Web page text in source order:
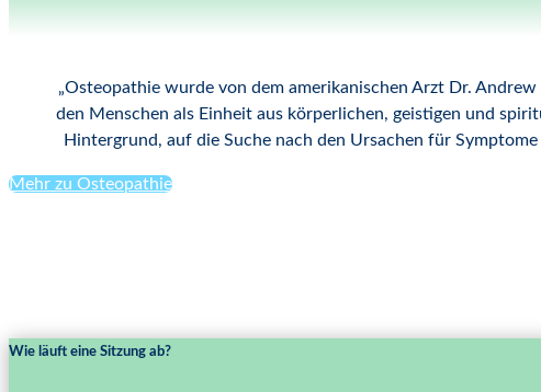
„Osteopathie wurde von dem amerikanischen Arzt Dr.
den Menschen als Einheit aus körperlichen, geistigen und
Hintergrund, auf die Suche nach den Ursachen für
Mehr zu Osteopathie
Wie läuft eine Sitzung ab?